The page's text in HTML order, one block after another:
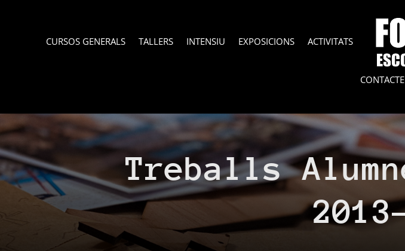
CURSOS GENERALS TALLERS INTENSIU EXPOSICIONS ACTIVITATS
CONTACTE
Treballs